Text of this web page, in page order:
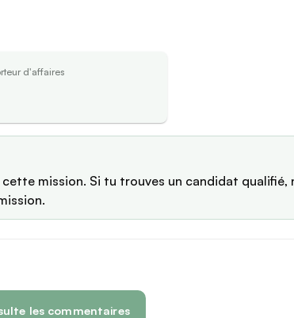
d'affaires
mission. Si tu trouves un candidat qualifié,
les commentaires